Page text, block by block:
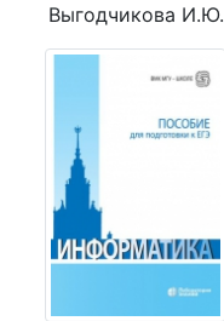
Выгодчикова И.Ю.